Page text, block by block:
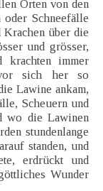
Orten von den
Schneefälle
Krachen über die
und grösser,
krachten immer
sich her so
Lawine ankam,
Scheuern und
wo die Lawinen
stundenlange
standen, und
erdrückt und
Wunder